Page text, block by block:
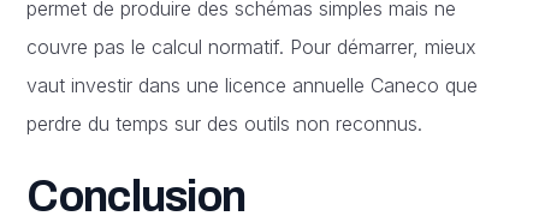
permet de produire des schémas simples mais ne
couvre pas le calcul normatif. Pour démarrer, mieux
vaut investir dans une licence annuelle Caneco que
perdre du temps sur des outils non reconnus.
Conclusion